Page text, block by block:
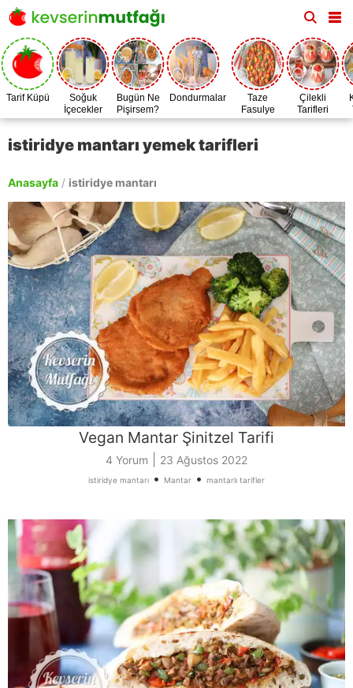
Tarif Küpü
Soğuk
İçecekler
Bugün Ne
Pişirsem?
Dondurmalar
Taze
Fasulye
Zamanı
Çilekli
Tarifleri
istiridye mantarı yemek tarifleri
Anasayfa / istiridye mantarı
Vegan Mantar Şinitzel Tarifi
4 Yorum 23 Ağustos 2022
istiridye mantarı • Mantar • mantarlı tarifler